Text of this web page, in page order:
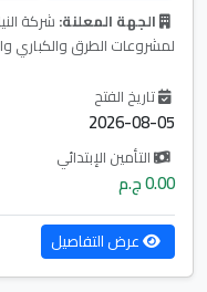
الجهة المعلنة: شركة
لمشروعات الطرق والكباري
تاريخ الفتح
2026-08-05
التأمين الإبتدائي
0.00 ج.م
عرض التفاصيل